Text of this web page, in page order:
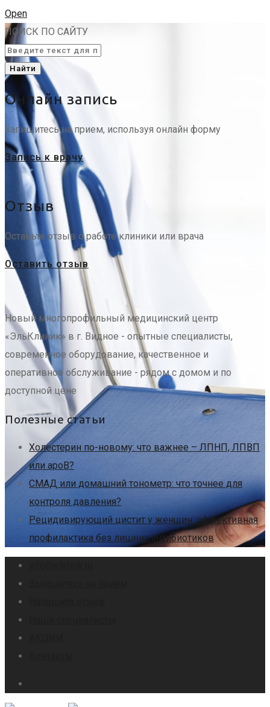
Open
ПОИСК ПО САЙТУ
Найти
Онлайн запись
Запишитесь на прием, используя онлайн форму
Запись к врачу
Отзыв
Оставьте отзыв о работе клиники или врача
Оставить отзыв
Новый многопрофильный медицинский центр
«ЭльКлиник» в г. Видное - опытные специалисты,
современное оборудование, качественное и
оперативное обслуживание - рядом с домом и по
доступной цене
Полезные статьи
Холестерин по-новому: что важнее – ЛПНП, ЛПВП
или apoB?
СМАД или домашний тонометр: что точнее для
контроля давления?
Рецидивирующий цистит у женщин: эффективная
профилактика без лишних антибиотиков